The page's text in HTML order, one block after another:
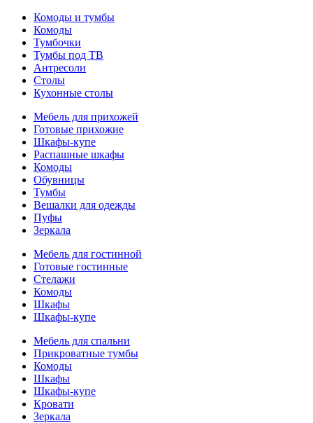
Комоды и тумбы
Комоды
Тумбочки
Тумбы под ТВ
Антресоли
Столы
Кухонные столы
Мебель для прихожей
Готовые прихожие
Шкафы-купе
Распашные шкафы
Комоды
Обувницы
Тумбы
Вешалки для одежды
Пуфы
Зеркала
Мебель для гостинной
Готовые гостинные
Стелажи
Комоды
Шкафы
Шкафы-купе
Мебель для спальни
Прикроватные тумбы
Комоды
Шкафы
Шкафы-купе
Кровати
Зеркала